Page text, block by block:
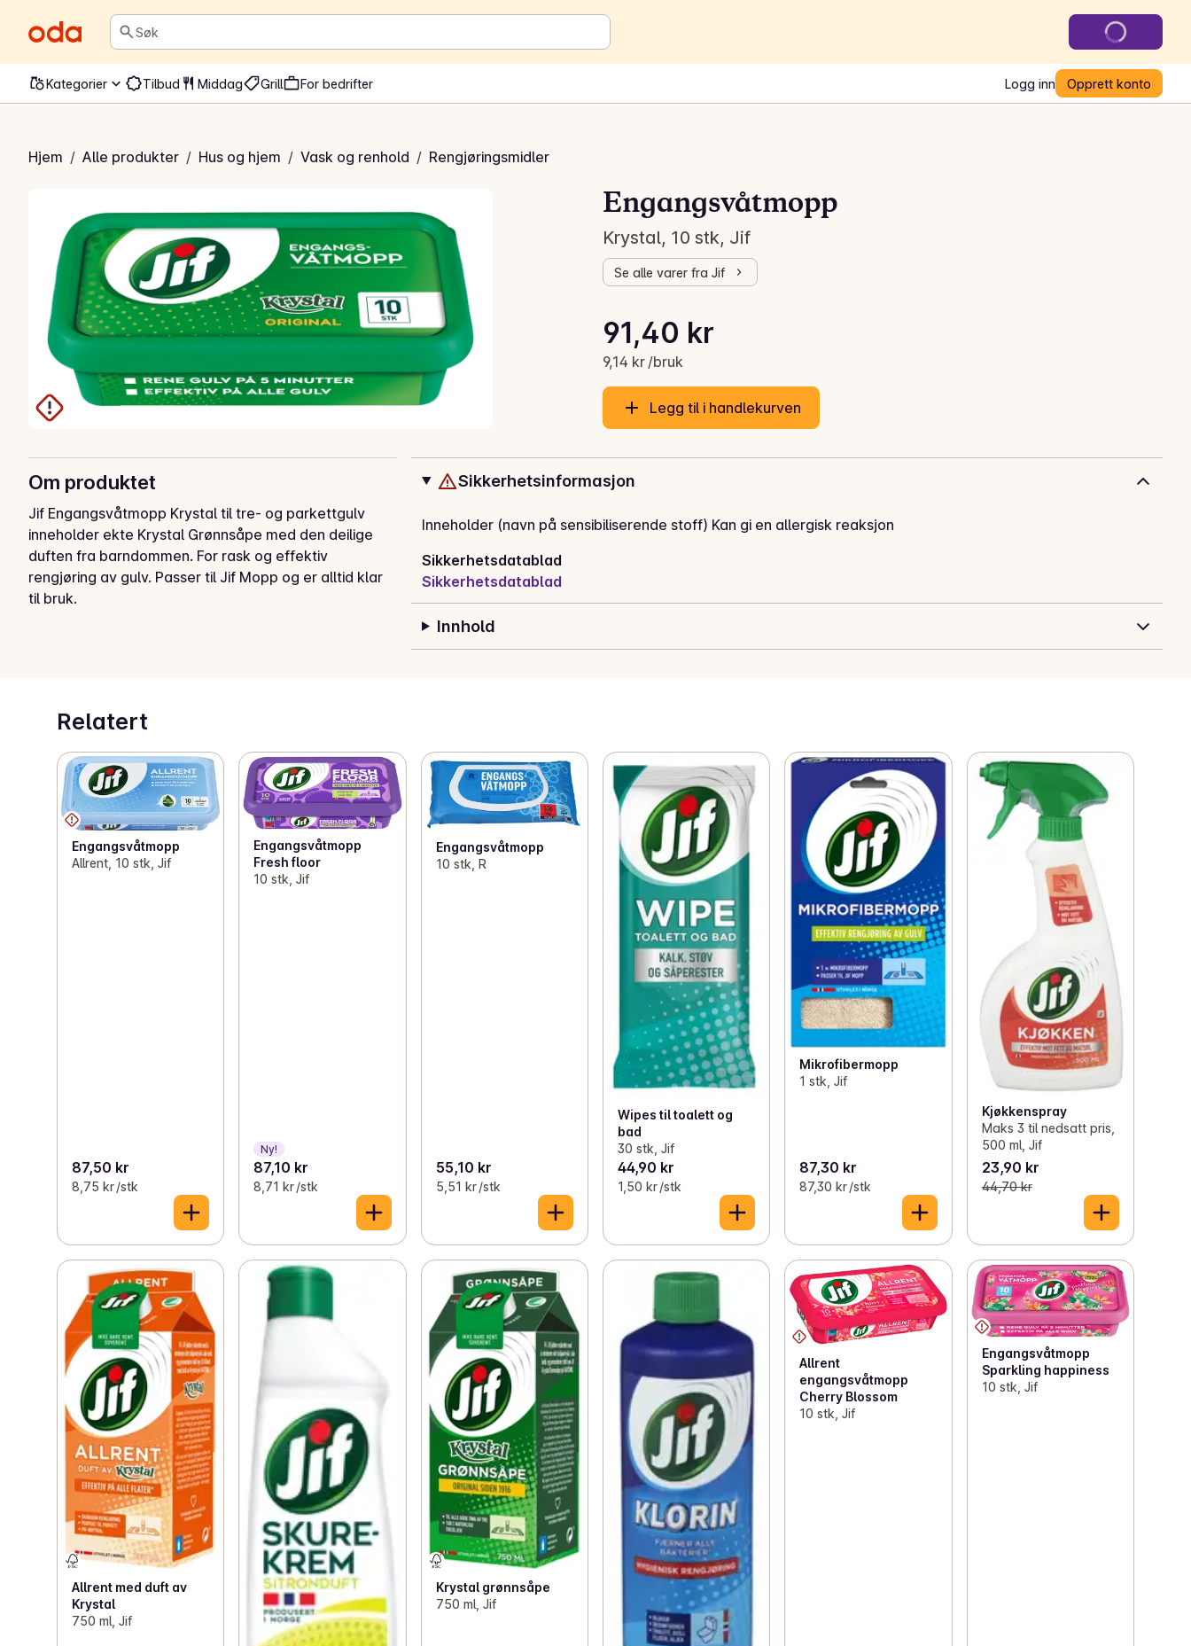
Søk
Kategorier Tilbud Middag Grill For bedrifter Logg inn Opprett konto
Hjem / Alle produkter / Hus og hjem / Vask og renhold / Rengjøringsmidler
Engangsvåtmopp
Krystal, 10 stk, Jif
Se alle varer fra Jif
Gjeldende pris er: 91,40 kr
91,40 kr
9,14 kr /bruk
Stykkpris: 9,14 kr /bruk
Legg til i handlekurven
Om produktet
Jif Engangsvåtmopp Krystal til tre- og parkettgulv
inneholder ekte Krystal Grønnsåpe med den deilige
duften fra barndommen. For rask og effektiv
rengjøring av gulv. Passer til Jif Mopp og er alltid klar
til bruk.
Sikkerhetsinformasjon
Inneholder (navn på sensibiliserende stoff) Kan gi en allergisk reaksjon
Sikkerhetsdatablad
Sikkerhetsdatablad
Innhold
Relatert
Engangsvåtmopp
Allrent, 10 stk, Jif
87,50 kr
8,75 kr /stk
Engangsvåtmopp
Fresh floor
10 stk, Jif
Ny!
87,10 kr
8,71 kr /stk
Engangsvåtmopp
10 stk, R
55,10 kr
5,51 kr /stk
Wipes til toalett og
bad
30 stk, Jif
44,90 kr
1,50 kr /stk
Mikrofibermopp
1 stk, Jif
87,30 kr
87,30 kr /stk
Kjøkkenspray
Maks 3 til nedsatt pris,
500 ml, Jif
23,90 kr
44,70 kr
Allrent med duft av
Krystal
750 ml, Jif
Krystal grønnsåpe
750 ml, Jif
Allrent
engangsvåtmopp
Cherry Blossom
10 stk, Jif
Engangsvåtmopp
Sparkling happiness
10 stk, Jif